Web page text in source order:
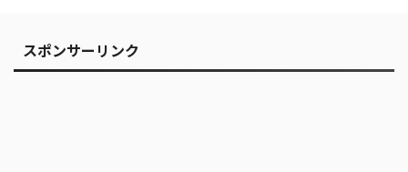
スポンサーリンク